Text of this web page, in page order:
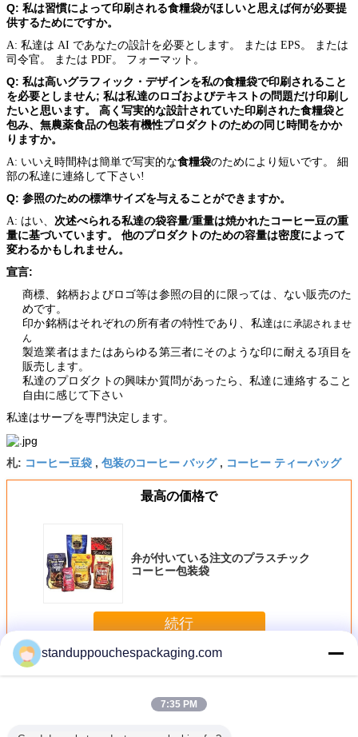
Q: 私は習慣によって印刷される食糧袋がほしいと思えば何が必要提
供するためにですか。
A: 私達は AI であなたの設計を必要とします。 または EPS。 または
司令官。 または PDF。 フォーマット。
Q: 私は高いグラフィック・デザインを私の食糧袋で印刷されること
を必要としません; 私は私達のロゴおよびテキストの問題だけ印刷し
たいと思います。 高く写実的な設計されていた印刷された食糧袋と
包み、無農薬食品の包装有機性プロダクトのための同じ時間をかか
りますか。
A: いいえ時間枠は簡単で写実的な食糧袋のためにより短いです。 細
部の私達に連絡して下さい!
Q: 参照のための標準サイズを与えることができますか。
A: はい、 次述べられる私達の袋容量/重量は焼かれたコーヒー豆の重
量に基づいています。 他のプロダクトのための容量は密度によって
変わるかもしれません。
宣言:
商標、銘柄およびロゴ等は参照の目的に限っては、ない販売のた
めです。
印か銘柄はそれぞれの所有者の特性であり、私達はに承認されませ
ん
製造業者はまたはあらゆる第三者にそのような印に耐える項目を
販売します。
私達のプロダクトの興味か質問があったら、私達に連絡すること
自由に感じて下さい
私達はサーブを専門決定します。
札: コーヒー豆袋 , 包装のコーヒー バッグ, コーヒー ティーバッグ
最高の価格で
弁が付いている注文のプラスチック
コーヒー包装袋
続行
多くコーヒー包装袋
standuppouchespackaging.com
7:35 PM